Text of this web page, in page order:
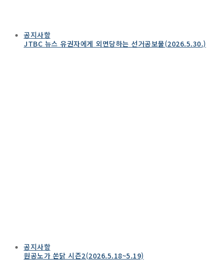
공지사항
JTBC 뉴스 유권자에게 외면당하는 선거공보물(2026.5.30.)
공지사항
원공노가 쏜닭 시즌2(2026.5.18~5.19)